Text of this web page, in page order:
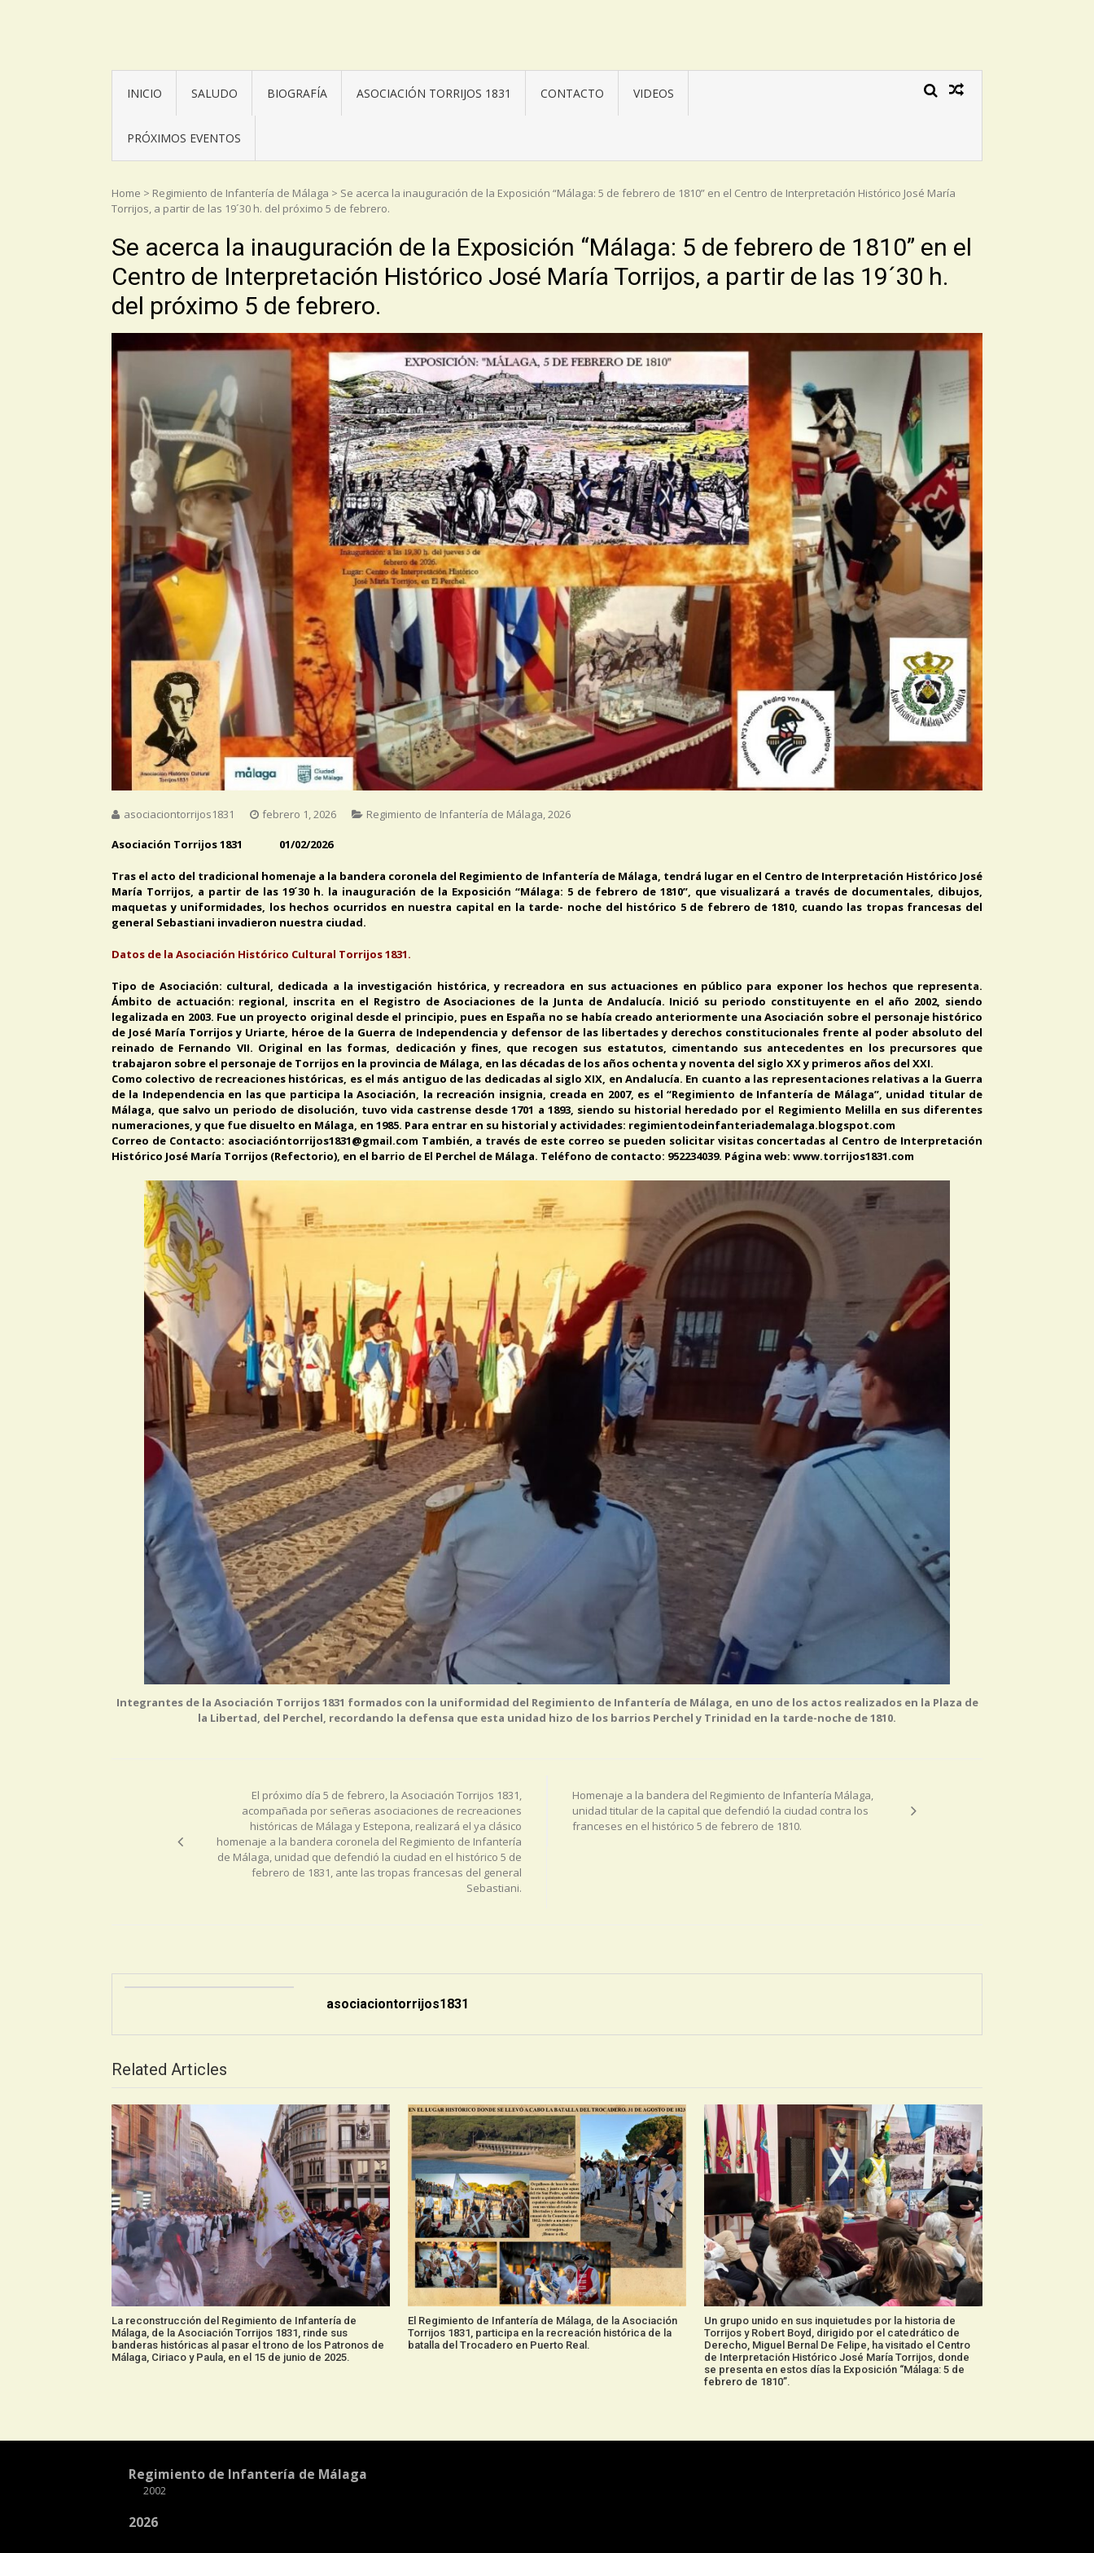
INICIO SALUDO BIOGRAFÍA ASOCIACIÓN TORRIJOS 1831 CONTACTO VIDEOS
PRÓXIMOS EVENTOS
Home > Regimiento de Infantería de Málaga > Se acerca la inauguración de la Exposición “Málaga: 5 de febrero de 1810” en el Centro de Interpretación Histórico José María
Torrijos, a partir de las 19´30 h. del próximo 5 de febrero.
Se acerca la inauguración de la Exposición “Málaga: 5 de febrero de 1810” en el
Centro de Interpretación Histórico José María Torrijos, a partir de las 19´30 h.
del próximo 5 de febrero.
asociaciontorrijos1831 febrero 1, 2026 Regimiento de Infantería de Málaga,2026
Asociación Torrijos 1831 01/02/2026
Tras el acto del tradicional homenaje a la bandera coronela del Regimiento de Infantería de Málaga, tendrá lugar en el Centro de Interpretación Histórico José
María Torrijos, a partir de las 19´30 h. la inauguración de la Exposición “Málaga: 5 de febrero de 1810”, que visualizará a través de documentales, dibujos,
maquetas y uniformidades, los hechos ocurridos en nuestra capital en la tarde- noche del histórico 5 de febrero de 1810, cuando las tropas francesas del
general Sebastiani invadieron nuestra ciudad.
Datos de la Asociación Histórico Cultural Torrijos 1831.
Tipo de Asociación: cultural, dedicada a la investigación histórica, y recreadora en sus actuaciones en público para exponer los hechos que representa.
Ámbito de actuación: regional, inscrita en el Registro de Asociaciones de la Junta de Andalucía. Inició su periodo constituyente en el año 2002, siendo
legalizada en 2003. Fue un proyecto original desde el principio, pues en España no se había creado anteriormente una Asociación sobre el personaje histórico
de José María Torrijos y Uriarte, héroe de la Guerra de Independencia y defensor de las libertades y derechos constitucionales frente al poder absoluto del
reinado de Fernando VII. Original en las formas, dedicación y fines, que recogen sus estatutos, cimentando sus antecedentes en los precursores que
trabajaron sobre el personaje de Torrijos en la provincia de Málaga, en las décadas de los años ochenta y noventa del siglo XX y primeros años del XXI.
Como colectivo de recreaciones históricas, es el más antiguo de las dedicadas al siglo XIX, en Andalucía. En cuanto a las representaciones relativas a la Guerra
de la Independencia en las que participa la Asociación, la recreación insignia, creada en 2007, es el “Regimiento de Infantería de Málaga”, unidad titular de
Málaga, que salvo un periodo de disolución, tuvo vida castrense desde 1701 a 1893, siendo su historial heredado por el Regimiento Melilla en sus diferentes
numeraciones, y que fue disuelto en Málaga, en 1985. Para entrar en su historial y actividades: regimientodeinfanteriademalaga.blogspot.com
Correo de Contacto: asociacióntorrijos1831@gmail.com También, a través de este correo se pueden solicitar visitas concertadas al Centro de Interpretación
Histórico José María Torrijos (Refectorio), en el barrio de El Perchel de Málaga. Teléfono de contacto: 952234039. Página web: www.torrijos1831.com
Integrantes de la Asociación Torrijos 1831 formados con la uniformidad del Regimiento de Infantería de Málaga, en uno de los actos realizados en la Plaza de
la Libertad, del Perchel, recordando la defensa que esta unidad hizo de los barrios Perchel y Trinidad en la tarde-noche de 1810.
El próximo día 5 de febrero, la Asociación Torrijos 1831,
acompañada por señeras asociaciones de recreaciones
históricas de Málaga y Estepona, realizará el ya clásico
homenaje a la bandera coronela del Regimiento de Infantería
de Málaga, unidad que defendió la ciudad en el histórico 5 de
febrero de 1831, ante las tropas francesas del general
Sebastiani.
Homenaje a la bandera del Regimiento de Infantería Málaga,
unidad titular de la capital que defendió la ciudad contra los
franceses en el histórico 5 de febrero de 1810.
asociaciontorrijos1831
Related Articles
La reconstrucción del Regimiento de Infantería de
Málaga, de la Asociación Torrijos 1831, rinde sus
banderas históricas al pasar el trono de los Patronos de
Málaga, Ciriaco y Paula, en el 15 de junio de 2025.
El Regimiento de Infantería de Málaga, de la Asociación
Torrijos 1831, participa en la recreación histórica de la
batalla del Trocadero en Puerto Real.
Un grupo unido en sus inquietudes por la historia de
Torrijos y Robert Boyd, dirigido por el catedrático de
Derecho, Miguel Bernal De Felipe, ha visitado el Centro
de Interpretación Histórico José María Torrijos, donde
se presenta en estos días la Exposición “Málaga: 5 de
febrero de 1810”.
Regimiento de Infantería de Málaga
2002
2026